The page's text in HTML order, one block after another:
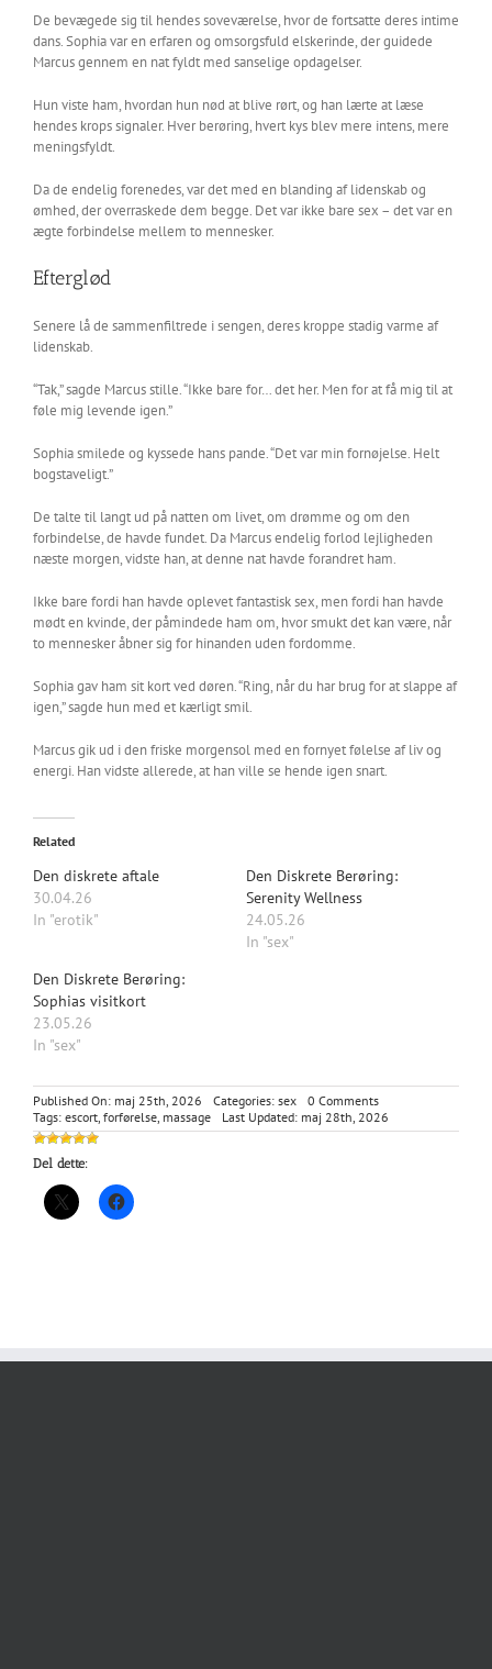
De bevægede sig til hendes soveværelse, hvor de fortsatte deres intime
dans. Sophia var en erfaren og omsorgsfuld elskerinde, der guidede
Marcus gennem en nat fyldt med sanselige opdagelser.
Hun viste ham, hvordan hun nød at blive rørt, og han lærte at læse
hendes krops signaler. Hver berøring, hvert kys blev mere intens, mere
meningsfyldt.
Da de endelig forenedes, var det med en blanding af lidenskab og
ømhed, der overraskede dem begge. Det var ikke bare sex – det var en
ægte forbindelse mellem to mennesker.
Efterglød
Senere lå de sammenfiltrede i sengen, deres kroppe stadig varme af
lidenskab.
“Tak,” sagde Marcus stille. “Ikke bare for… det her. Men for at få mig til at
føle mig levende igen.”
Sophia smilede og kyssede hans pande. “Det var min fornøjelse. Helt
bogstaveligt.”
De talte til langt ud på natten om livet, om drømme og om den
forbindelse, de havde fundet. Da Marcus endelig forlod lejligheden
næste morgen, vidste han, at denne nat havde forandret ham.
Ikke bare fordi han havde oplevet fantastisk sex, men fordi han havde
mødt en kvinde, der påmindede ham om, hvor smukt det kan være, når
to mennesker åbner sig for hinanden uden fordomme.
Sophia gav ham sit kort ved døren. “Ring, når du har brug for at slappe af
igen,” sagde hun med et kærligt smil.
Marcus gik ud i den friske morgensol med en fornyet følelse af liv og
energi. Han vidste allerede, at han ville se hende igen snart.
Related
Den diskrete aftale
30.04.26
In "erotik"
Den Diskrete Berøring:
Serenity Wellness
24.05.26
In "sex"
Den Diskrete Berøring:
Sophias visitkort
23.05.26
In "sex"
Published On: maj 25th, 2026 Categories: sex 0 Commentson
En
aftens
Tags: escort forførelse massage Last Updated: maj 28th, 2026
Del dette: